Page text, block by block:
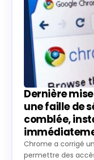
Dernière
une faille de
comblée,
Chrome a corrigé
permettre des